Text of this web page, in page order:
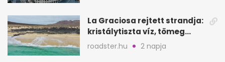
La Graciosa rejtett strandja:
kristálytiszta víz, tömeg
nélkül
roadster.hu 2 napja